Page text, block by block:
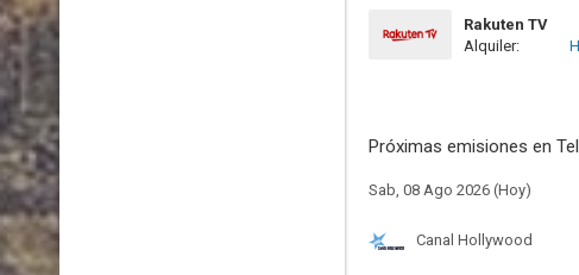
Rakuten TV
Alquiler:
Próximas emisiones en
Sab, 08 Ago 2026 (Hoy)
Canal Hollywood